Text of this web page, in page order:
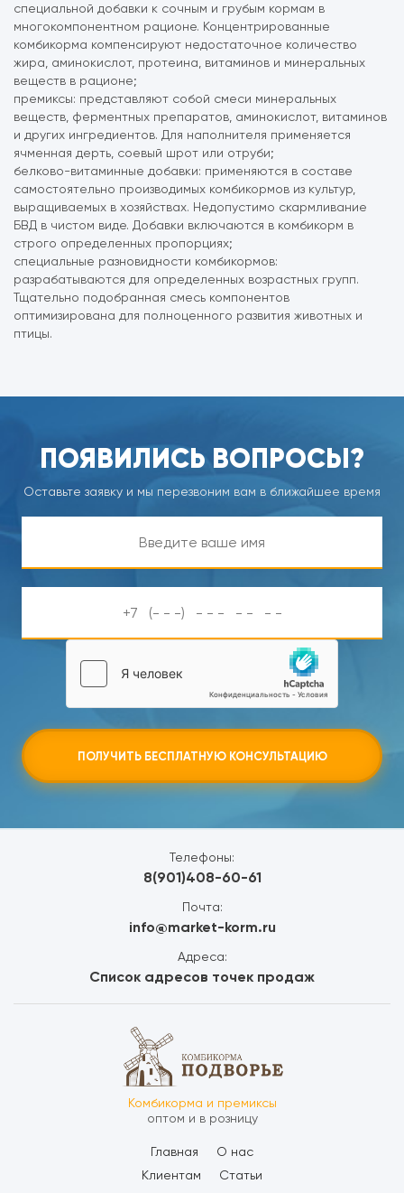
специальной добавки к сочным и грубым кормам в
многокомпонентном рационе. Концентрированные
комбикорма компенсируют недостаточное количество
жира, аминокислот, протеина, витаминов и минеральных
веществ в рационе;
премиксы: представляют собой смеси минеральных
веществ, ферментных препаратов, аминокислот, витаминов
и других ингредиентов. Для наполнителя применяется
ячменная дерть, соевый шрот или отруби;
белково-витаминные добавки: применяются в составе
самостоятельно производимых комбикормов из культур,
выращиваемых в хозяйствах. Недопустимо скармливание
БВД в чистом виде. Добавки включаются в комбикорм в
строго определенных пропорциях;
специальные разновидности комбикормов:
разрабатываются для определенных возрастных групп.
Тщательно подобранная смесь компонентов
оптимизирована для полноценного развития животных и
птицы.
ПОЯВИЛИСЬ ВОПРОСЫ?
Оставьте заявку и мы перезвоним вам в ближайшее время
ПОЛУЧИТЬ БЕСПЛАТНУЮ КОНСУЛЬТАЦИЮ
Телефоны:
8(901)408-60-61
Почта:
info@market-korm.ru
Адреса:
Список адресов точек продаж
Комбикорма и премиксы
оптом и в розницу
Главная
О нас
Клиентам
Статьи